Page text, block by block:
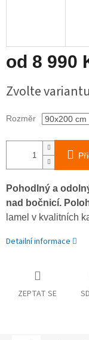
od 8 990
cena:
Zvolte variantu
Rozměr
Pohodlný a
nad bočnicí.
lamel v kvalitních
Detailní informace
ZEPTAT SE